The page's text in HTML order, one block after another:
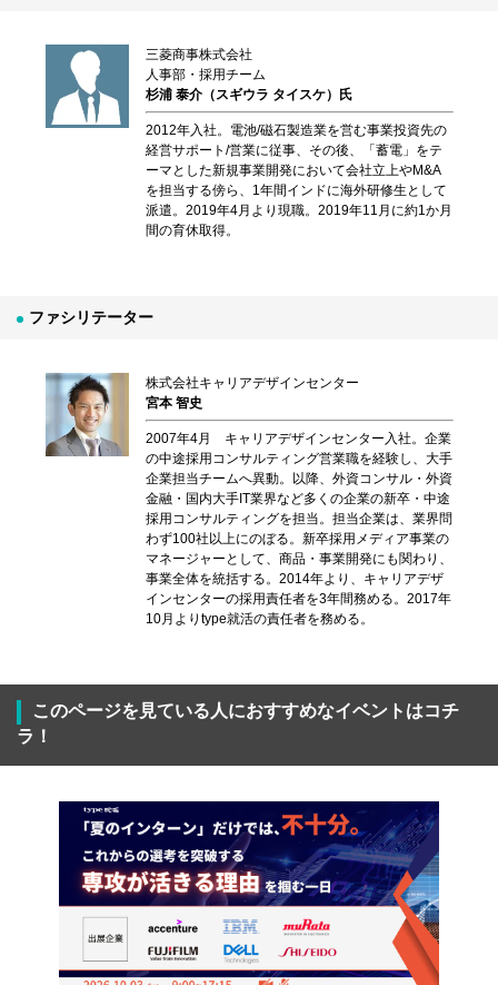
三菱商事株式会社
人事部・採用チーム
杉浦 泰介（スギウラ タイスケ）氏
2012年入社。電池/磁石製造業を営む事業投資先の
経営サポート/営業に従事、その後、「蓄電」をテ
ーマとした新規事業開発において会社立上やM&A
を担当する傍ら、1年間インドに海外研修生として
派遣。2019年4月より現職。2019年11月に約1か月
間の育休取得。
ファシリテーター
株式会社キャリアデザインセンター
宮本 智史
2007年4月 キャリアデザインセンター入社。企業
の中途採用コンサルティング営業職を経験し、大手
企業担当チームへ異動。以降、外資コンサル・外資
金融・国内大手IT業界など多くの企業の新卒・中途
採用コンサルティングを担当。担当企業は、業界問
わず100社以上にのぼる。新卒採用メディア事業の
マネージャーとして、商品・事業開発にも関わり、
事業全体を統括する。2014年より、キャリアデザ
インセンターの採用責任者を3年間務める。2017年
10月よりtype就活の責任者を務める。
このページを見ている人におすすめなイベントはコチ
ラ！